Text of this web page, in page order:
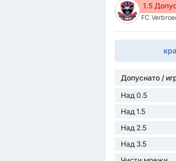
1.5
FC
Допуснато /
Над 0.5
Над 1.5
Над 2.5
Над 3.5